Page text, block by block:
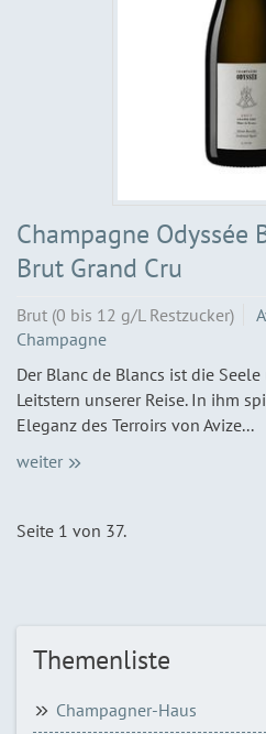
Champagne Odyssée
Brut Grand Cru
Brut (0 bis 12 g/L Restzucker)
Champagne
Der Blanc de Blancs ist die
Leitstern unserer Reise. In ihm
Eleganz des Terroirs von Avize...
weiter
Seite 1 von 37.
Themenliste
Champagner-Haus